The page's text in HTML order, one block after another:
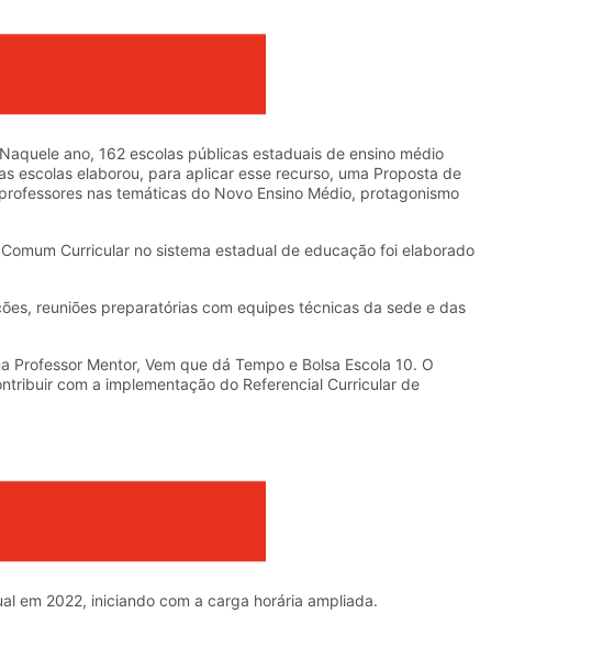
ano, 162 escolas públicas estaduais de ensino médio
escolas elaborou, para aplicar esse recurso, uma Proposta de
nas temáticas do Novo Ensino Médio, protagonismo
Curricular no sistema estadual de educação foi elaborado
reuniões preparatórias com equipes técnicas da sede e das
Mentor, Vem que dá Tempo e Bolsa Escola 10. O
com a implementação do Referencial Curricular de
em 2022, iniciando com a carga horária ampliada.